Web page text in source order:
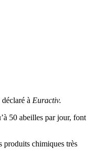
à Euractiv.
50 abeilles par jour, font
produits chimiques très